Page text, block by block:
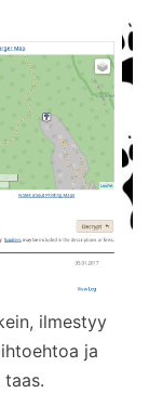
ilmestyy
ja